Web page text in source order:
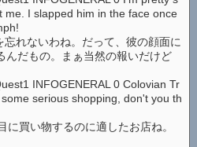
me. I slapped him in the face once
忘れないわね。だって、彼の顔面に
んだもの。まぁ当然の報いだけど
INFOGENERAL 0 Colovian Tr
serious shopping, don't you th
に買い物するのに適したお店ね。